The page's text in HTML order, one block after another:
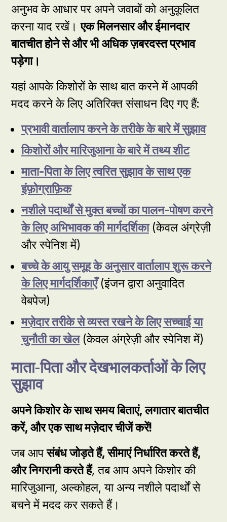
अनुभव के आधार पर अपने जवाबों को अनुकूलित
करना याद रखें।एक मिलनसार और ईमानदार
बातचीत होने से और भी अधिक ज़बरदस्त प्रभाव
पड़ेगा।
यहां आपके किशोरों के साथ बात करने में आपकी
मदद करने के लिए अतिरिक्त संसाधन दिए गए हैं:
प्रभावी वार्तालाप करने के तरीके के बारे में सुझाव
किशोरों और मारिजुआना के बारे में तथ्य शीट
माता-पिता के लिए त्वरित सुझाव के साथ एक
इंफ़ोग्राफ़िक
नशीले पदार्थों से मुक्त बच्चों का पालन-पोषण करने
के लिए अभिभावक की मार्गदर्शिका(केवल अंग्रेज़ी
और स्पेनिश में)
बच्चे के आयु समूह के अनुसार वार्तालाप शुरू करने
के लिए मार्गदर्शिकाएँ(इंजन द्वारा अनुवादित
वेबपेज)
मज़ेदार तरीके से व्यस्त रखने के लिए सच्चाई या
चुनौती का खेल(केवल अंग्रेज़ी और स्पेनिश में)
माता-पिता और देखभालकर्ताओं के लिए
सुझाव
अपने किशोर के साथ समय बिताएं,लगातार बातचीत
करें, और एक साथ मज़ेदार चीजें करें!
जब आपसंबंध जोड़ते हैं,सीमाएं निर्धारित करते हैं,
और निगरानी करते हैं, तब आप अपने किशोर की
मारिजुआना, अल्कोहल, या अन्य नशीले पदार्थों से
बचने में मदद कर सकते हैं।